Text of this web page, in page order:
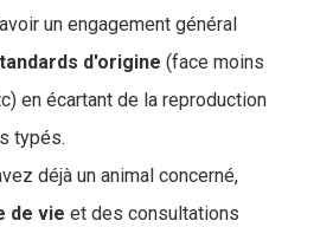
un engagement général
d'origine (face moins
en écartant de la reproduction
typés.
déjà un animal concerné,
de vie et des consultations